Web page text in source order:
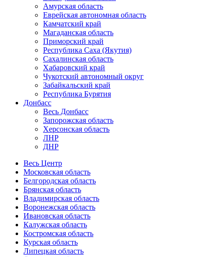
Амурская область
Еврейская автономная область
Камчатский край
Магаданская область
Приморский край
Республика Саха (Якутия)
Сахалинская область
Хабаровский край
Чукотский автономный округ
Забайкальский край
Республика Бурятия
Донбасс
Весь Донбасс
Запорожская область
Херсонская область
ЛНР
ДНР
Весь Центр
Московская область
Белгородская область
Брянская область
Владимирская область
Воронежская область
Ивановская область
Калужская область
Костромская область
Курская область
Липецкая область